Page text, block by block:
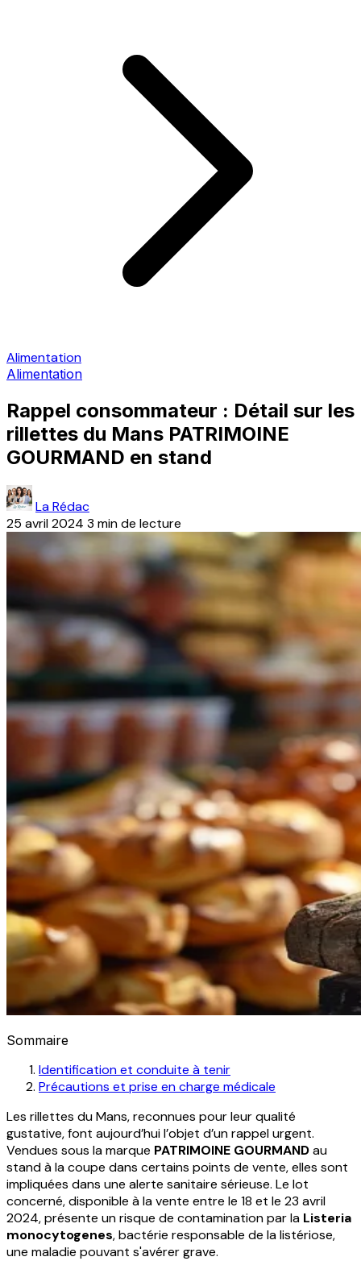
Alimentation
Alimentation
Rappel consommateur : Détail sur les
rillettes du Mans PATRIMOINE
GOURMAND en stand
La Rédac
25 avril 2024 3 min de lecture
Sommaire
Identification et conduite à tenir
Précautions et prise en charge médicale
Les rillettes du Mans, reconnues pour leur qualité
gustative, font aujourd’hui l’objet d’un rappel urgent.
Vendues sous la marque PATRIMOINE GOURMANDau
stand à la coupe dans certains points de vente, elles sont
impliquées dans une alerte sanitaire sérieuse. Le lot
concerné, disponible à la vente entre le 18 et le 23 avril
2024, présente un risque de contamination par la Listeria
monocytogenes, bactérie responsable de la listériose,
une maladie pouvant s'avérer grave.